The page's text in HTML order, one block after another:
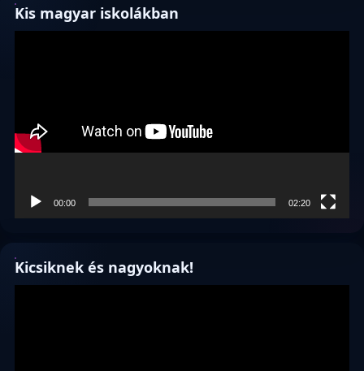
Kis magyar iskolákban
00:00 02:20
Kicsiknek és nagyoknak!